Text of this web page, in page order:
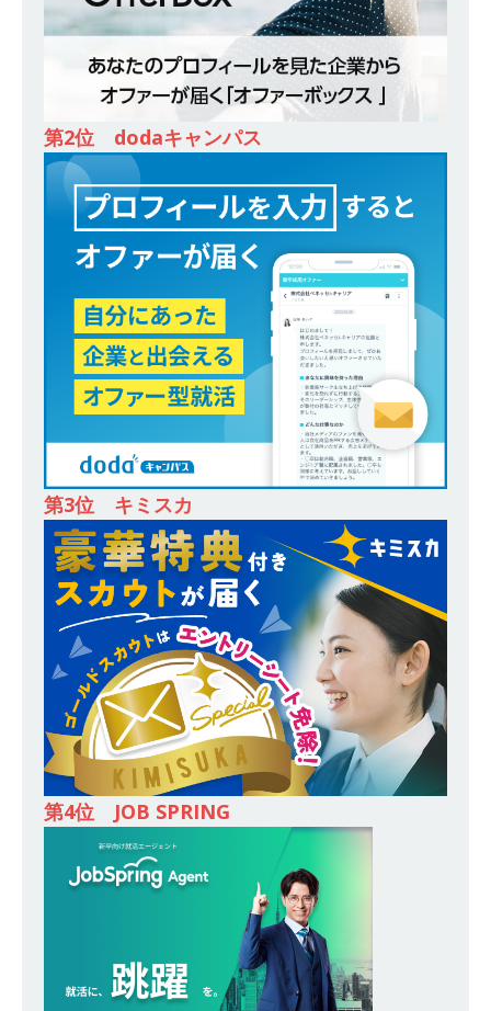
200％増収!! ｜ 様々な業界の知識・スキルを身に
付けることが可能 ｜ データ分析のエキスパート
としてクライアントの課題を解決 ｜ 土日祝完全
休み ｜ データアナリティクスラボ
[ 2026年5月14日 ]
【 28卒 ｜ 東京勤務・転勤な
し 】 食品・生鮮業界に特化した人材紹介サービ
スを提供するベンチャー企業 ｜ 設立から毎年黒
字経営。売上は常に右肩上がり ｜ 未経験から営
業として成長・収入アップが目指せる環境 ｜ オ
イシル
体育会積極採用企業
[ 2026年5月13日 ]
【 28卒 ｜ トップ企業内定の
登竜門!! 満足度98％のインターン 】 東京勤務・
転勤なし ｜ 文系IT未経験でもOK ｜ 新卒の3年以
内昇進率91％ ｜ IT社会の今まさに求められてい
るベンチャー企業 ｜ 新卒2年目で1,000万円越え
目指せる!! ｜ データX
体育会積極採用企業
[ 2026年5月13日 ] 【 28卒 ｜ 仕事の全容を知れ
るオープンカンパニー 】 大林グループ ｜ 全国規
模の重要施設の建設に携わるサブコン ｜ 環境保
全や脱炭素社会の実現にも貢献 ｜ 初任給28万
+各手当 ｜ 年間休日125日 ｜ オーク設備工業
体育会積極採用企業
[ 2026年5月13日 ] 【 28卒 ｜ 建築プロセスの一
部を体験できるイベント開催 】香川・大阪勤務
｜ 四国・関東エリアで圧倒的な存在感を誇る総
合建設会社（ゼネコン） ｜ 充実の福利厚生・資
第2位 dodaキャンパス
第3位 キミスカ
第4位 JOB SPRING